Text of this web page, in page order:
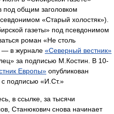
под общим заголовком
«Старый холостяк»).
газеты» под псевдонимом
роман «Не столь
— в журнале «Северный вестник»
за подписью М.Костин. В 10-
Европы» опубликован
с подписью «И.Ст.»
в ссылке, за тысячи
Станюкович снова начинает